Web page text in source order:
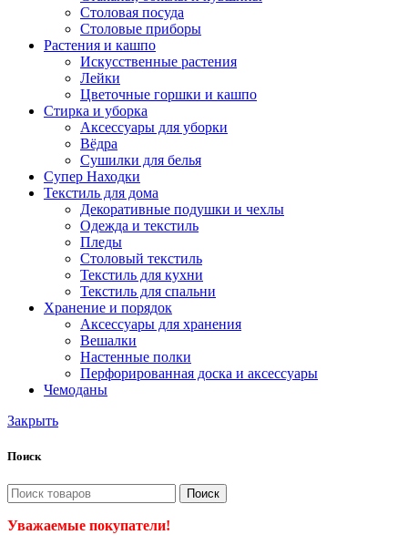
Столовая посуда
Столовые приборы
Растения и кашпо
Искусственные растения
Лейки
Цветочные горшки и кашпо
Стирка и уборка
Аксессуары для уборки
Вёдра
Сушилки для белья
Супер Находки
Текстиль для дома
Декоративные подушки и чехлы
Одежда и текстиль
Пледы
Столовый текстиль
Текстиль для кухни
Текстиль для спальни
Хранение и порядок
Аксессуары для хранения
Вешалки
Настенные полки
Перфорированная доска и аксессуары
Чемоданы
Закрыть
Поиск
Поиск
Уважаемые покупатели!